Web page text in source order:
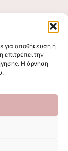
για αποθήκευση ή
την
Η άρνηση
μαζί μας